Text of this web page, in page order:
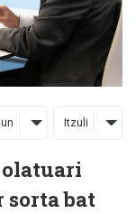
Itzuli
sorta bat